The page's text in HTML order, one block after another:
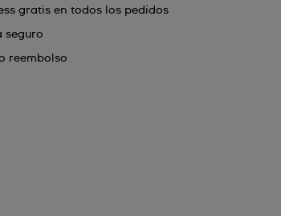
gratis en todos los pedidos
seguro
reembolso